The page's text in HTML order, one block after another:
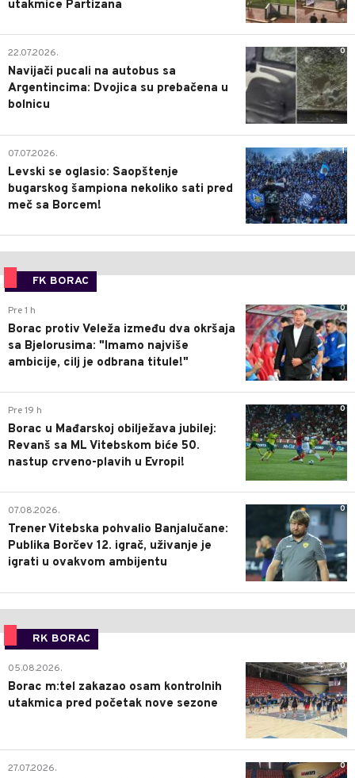
utakmice Partizana
0
22.07.2026.
Navijači pucali na autobus sa
Argentincima: Dvojica su prebačena u
bolnicu
1
07.07.2026.
Levski se oglasio: Saopštenje
bugarskog šampiona nekoliko sati pred
meč sa Borcem!
FK BORAC
0
Pre 1 h
Borac protiv Veleža između dva okršaja
sa Bjelorusima: "Imamo najviše
ambicije, cilj je odbrana titule!"
0
Pre 19 h
Borac u Mađarskoj obilježava jubilej:
Revanš sa ML Vitebskom biće 50.
nastup crveno-plavih u Evropi!
0
07.08.2026.
Trener Vitebska pohvalio Banjalučane:
Publika Borčev 12. igrač, uživanje je
igrati u ovakvom ambijentu
RK BORAC
0
05.08.2026.
Borac m:tel zakazao osam kontrolnih
utakmica pred početak nove sezone
0
27.07.2026.